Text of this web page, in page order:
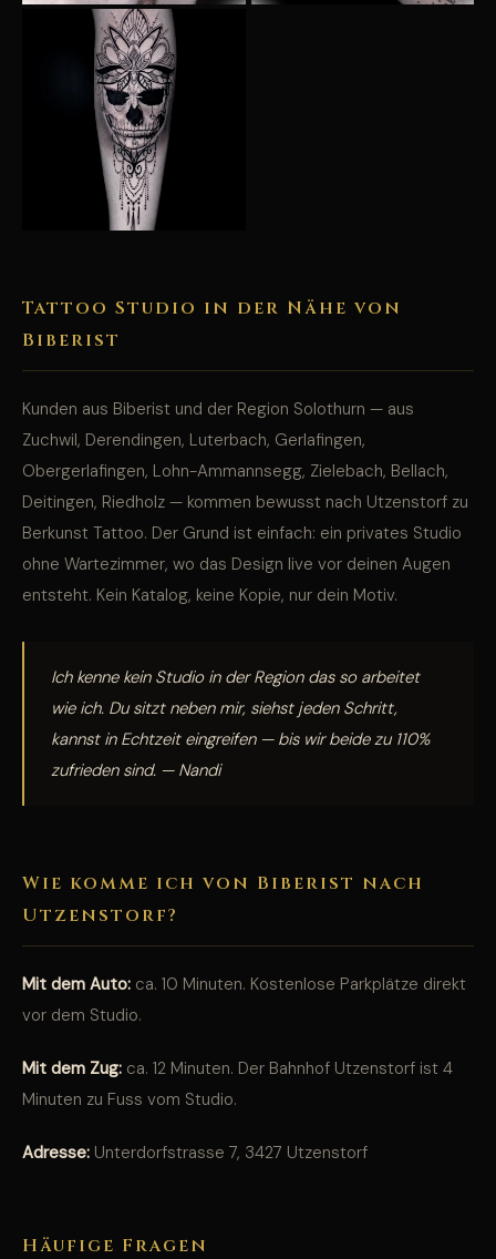
Tattoo Studio in der Nähe von
Biberist
Kunden aus Biberist und der Region Solothurn — aus
Zuchwil, Derendingen, Luterbach, Gerlafingen,
Obergerlafingen, Lohn-Ammannsegg, Zielebach, Bellach,
Deitingen, Riedholz — kommen bewusst nach Utzenstorf zu
Berkunst Tattoo. Der Grund ist einfach: ein privates Studio
ohne Wartezimmer, wo das Design live vor deinen Augen
entsteht. Kein Katalog, keine Kopie, nur dein Motiv.
Ich kenne kein Studio in der Region das so arbeitet
wie ich. Du sitzt neben mir, siehst jeden Schritt,
kannst in Echtzeit eingreifen — bis wir beide zu 110%
zufrieden sind. — Nandi
Wie komme ich von Biberist nach
Utzenstorf?
Mit dem Auto: ca. 10 Minuten. Kostenlose Parkplätze direkt
vor dem Studio.
Mit dem Zug: ca. 12 Minuten. Der Bahnhof Utzenstorf ist 4
Minuten zu Fuss vom Studio.
Adresse: Unterdorfstrasse 7, 3427 Utzenstorf
Häufige Fragen